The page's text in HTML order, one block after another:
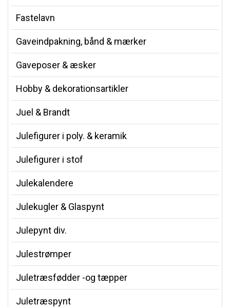
Fastelavn
Gaveindpakning, bånd & mærker
Gaveposer & æsker
Hobby & dekorationsartikler
Juel & Brandt
Julefigurer i poly. & keramik
Julefigurer i stof
Julekalendere
Julekugler & Glaspynt
Julepynt div.
Julestrømper
Juletræsfødder -og tæpper
Juletræspynt